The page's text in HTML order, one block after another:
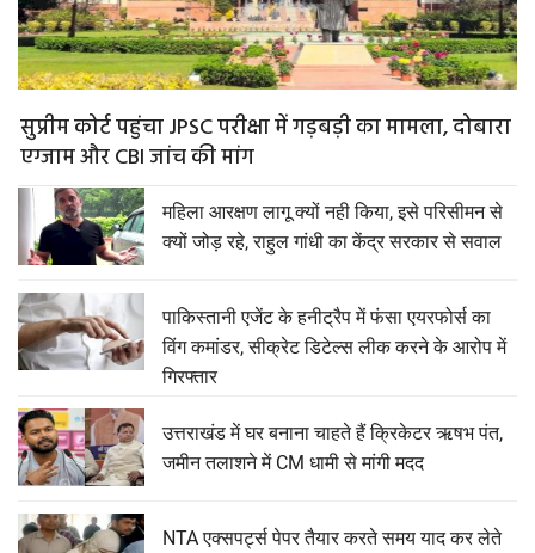
सुप्रीम कोर्ट पहुंचा JPSC परीक्षा में गड़बड़ी का मामला, दोबारा
एग्जाम और CBI जांच की मांग
महिला आरक्षण लागू क्यों नही किया, इसे परिसीमन से
क्यों जोड़ रहे, राहुल गांधी का केंद्र सरकार से सवाल
पाकिस्तानी एजेंट के हनीट्रैप में फंसा एयरफोर्स का
विंग कमांडर, सीक्रेट डिटेल्स लीक करने के आरोप में
गिरफ्तार
उत्तराखंड में घर बनाना चाहते हैं क्रिकेटर ऋषभ पंत,
जमीन तलाशने में CM धामी से मांगी मदद
NTA एक्सपर्ट्स पेपर तैयार करते समय याद कर लेते